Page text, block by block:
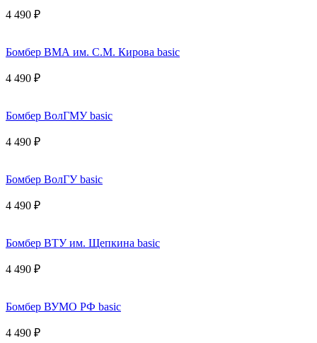
4 490 ₽
Бомбер ВМА им. С.М. Кирова basic
4 490 ₽
Бомбер ВолГМУ basic
4 490 ₽
Бомбер ВолГУ basic
4 490 ₽
Бомбер ВТУ им. Щепкина basic
4 490 ₽
Бомбер ВУМО РФ basic
4 490 ₽